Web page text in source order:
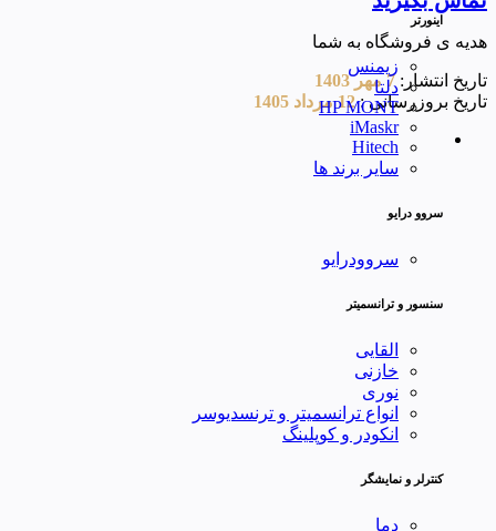
اینورتر
زیمنس
دلتا
HP MONT
iMaskr
Hitech
سایر برند ها
سروو درایو
سروودرایو
سنسور و ترانسمیتر
القایی
خازنی
نوری
انواع ترانسمیتر و ترنسدیوسر
انکودر و کوپلینگ
کنترلر و نمایشگر
دما
هدیه ی فروشگاه به شما
تاریخ انتشار:7 مهر 1403
تاریخ بروزرسانی :12 مرداد 1405